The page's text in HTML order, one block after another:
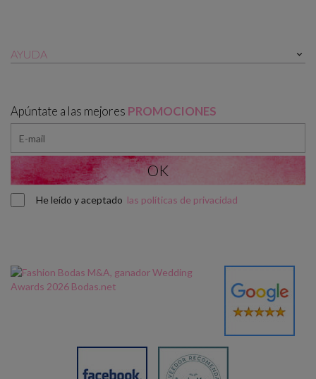
AYUDA 
Apúntate a las mejores PROMOCIONES
He leído y aceptado las políticas de privacidad